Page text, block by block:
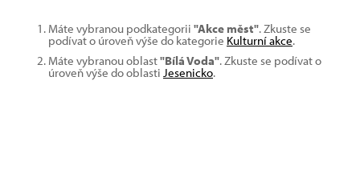
Máte vybranou podkategorii "Akce měst". Zkuste se
podívat o úroveň výše do kategorie Kulturní akce.
Máte vybranou oblast"Bílá Voda". Zkuste se podívat o
úroveň výše do oblasti Jesenicko.